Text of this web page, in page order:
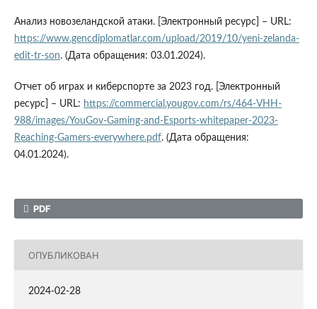
Анализ новозеландской атаки. [Электронный ресурс] – URL:
https://www.gencdiplomatlar.com/upload/2019/10/yeni-zelanda-
edit-tr-son. (Дата обращения: 03.01.2024).
Отчет об играх и киберспорте за 2023 год. [Электронный
ресурс] – URL: https://commercial.yougov.com/rs/464-VHH-
988/images/YouGov-Gaming-and-Esports-whitepaper-2023-
Reaching-Gamers-everywhere.pdf. (Дата обращения:
04.01.2024).
PDF
ОПУБЛИКОВАН
2024-02-28